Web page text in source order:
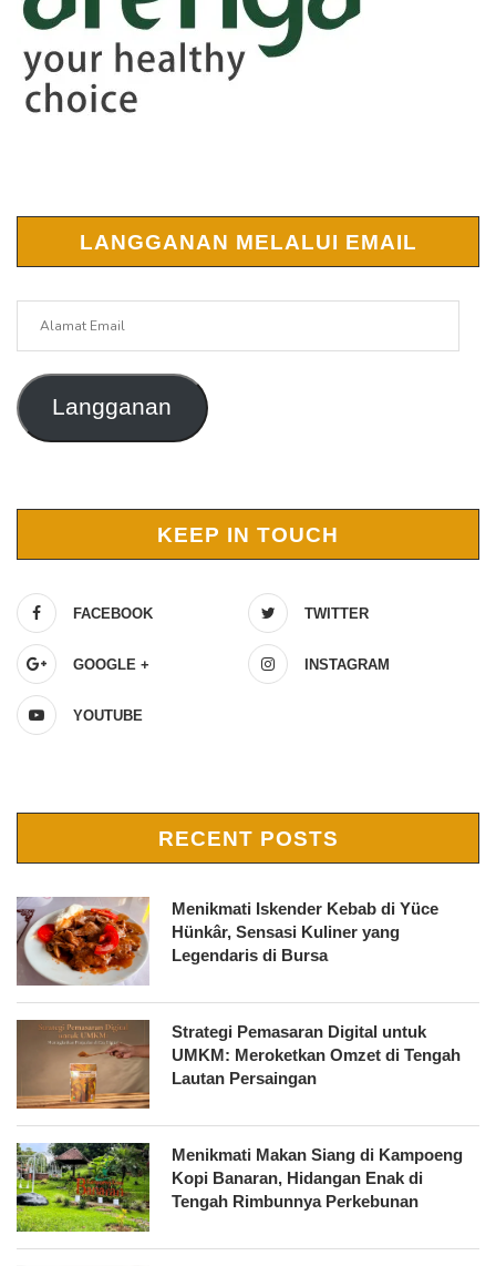
LANGGANAN MELALUI EMAIL
Langganan
KEEP IN TOUCH
FACEBOOK TWITTER
GOOGLE + INSTAGRAM
YOUTUBE
RECENT POSTS
Menikmati Iskender Kebab di Yüce
Hünkâr, Sensasi Kuliner yang
Legendaris di Bursa
Strategi Pemasaran Digital untuk
UMKM: Meroketkan Omzet di Tengah
Lautan Persaingan
Menikmati Makan Siang di Kampoeng
Kopi Banaran, Hidangan Enak di
Tengah Rimbunnya Perkebunan